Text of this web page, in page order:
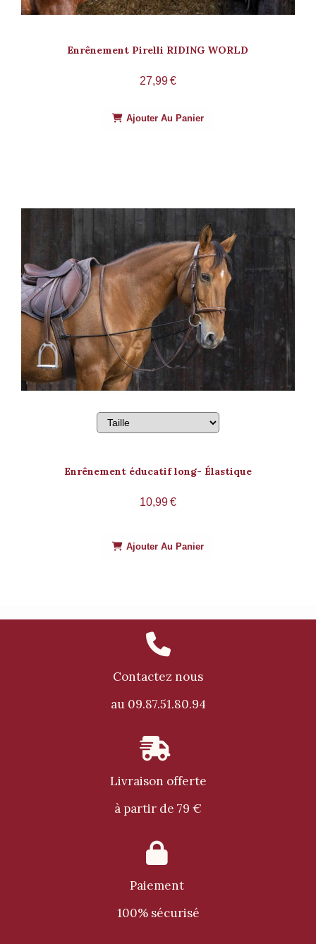
Enrênement Pirelli RIDING WORLD
27,99€
Ajouter Au Panier
Enrênement éducatif long- Élastique
10,99€
Ajouter Au Panier

Contactez nous
au 09.87.51.80.94

Livraison offerte
à partir de 79 €

Paiement
100% sécurisé